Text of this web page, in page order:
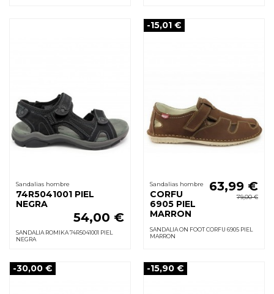
Sandalias hombre
74R5041001 PIEL
NEGRA
54,00 €
SANDALIA ROMIKA 74R5041001 PIEL
NEGRA
-15,01 €
Sandalias hombre
CORFU
6905 PIEL
MARRON
63,99 €
79,00 €
SANDALIA ON FOOT CORFU 6905 PIEL
MARRON
-30,00 € -15,90 €